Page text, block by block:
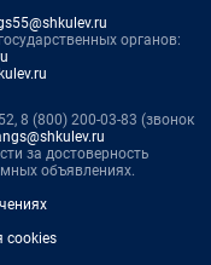
органов:
8 (800) 200-03-83 (звонок
за достоверность
объявлениях.
cookies